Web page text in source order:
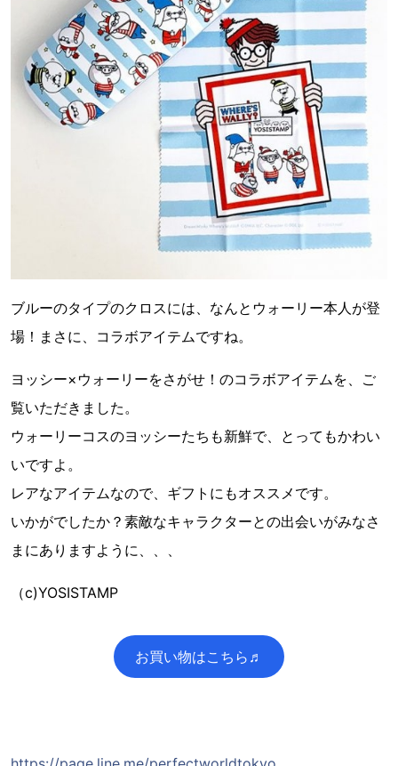
ブルーのタイプのクロスには、なんとウォーリー本人が登
場！まさに、コラボアイテムですね。
ヨッシー×ウォーリーをさがせ！のコラボアイテムを、ご
覧いただきました。
ウォーリーコスのヨッシーたちも新鮮で、とってもかわい
いですよ。
レアなアイテムなので、ギフトにもオススメです。
いかがでしたか？素敵なキャラクターとの出会いがみなさ
まにありますように、、、
（c)YOSISTAMP
お買い物はこちら♬